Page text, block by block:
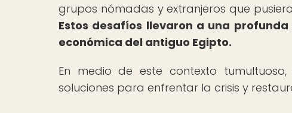
grupos nómadas y extranjeros que
Estos desafíos llevaron a una
económica del antiguo Egipto.
En medio de este contexto
soluciones para enfrentar la crisis y